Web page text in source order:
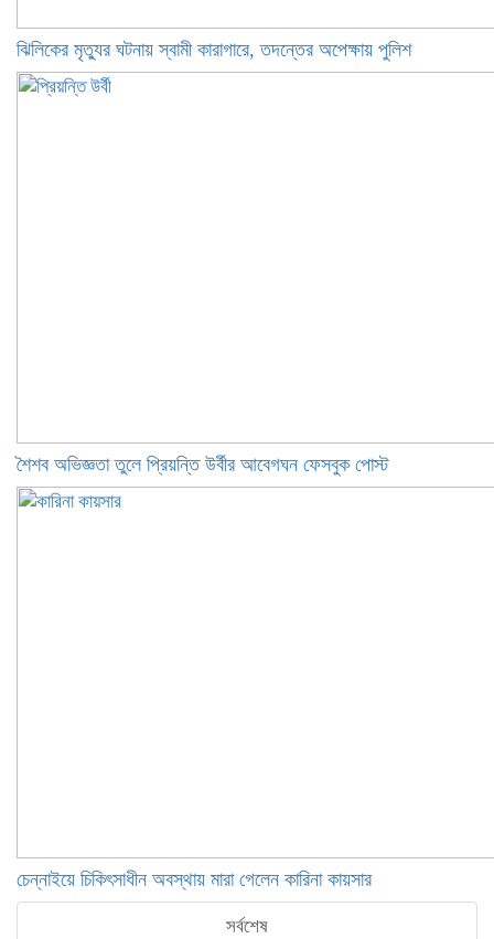
ঝিলিকের মৃত্যুর ঘটনায় স্বামী কারাগারে, তদন্তের অপেক্ষায় পুলিশ
শৈশব অভিজ্ঞতা তুলে প্রিয়ন্তি উর্বীর আবেগঘন ফেসবুক পোস্ট
চেন্নাইয়ে চিকিৎসাধীন অবস্থায় মারা গেলেন কারিনা কায়সার
সর্বশেষ